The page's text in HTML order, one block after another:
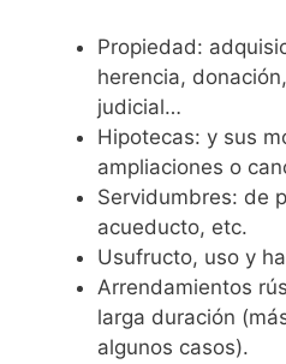
Propiedad:
herencia,
judicial…
Hipotecas: y sus
ampliaciones o
Servidumbres: de
acueducto, etc.
Usufructo, uso y
Arrendamientos
larga duración
algunos casos).